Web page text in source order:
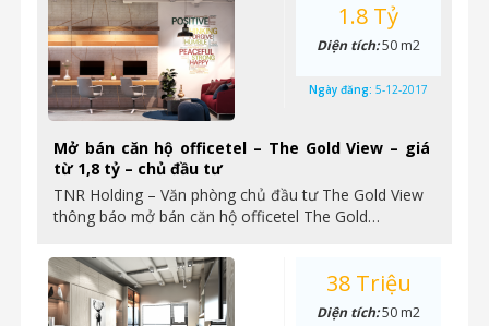
Mở bán căn hộ officetel – The Gold View – giá
từ 1,8 tỷ – chủ đầu tư
TNR Holding – Văn phòng chủ đầu tư The Gold View
thông báo mở bán căn hộ officetel The Gold…
1.8 Tỷ
Diện tích:50 m2
Ngày đăng: 5-12-2017
38 Triệu
Diện tích:50 m2